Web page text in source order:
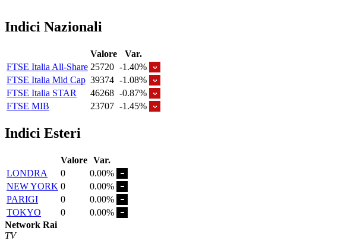
Indici Nazionali
Valore
Var.
FTSE Italia All-Share 25720 -1.40%
FTSE Italia Mid Cap 39374 -1.08%
FTSE Italia STAR
46268 -0.87%
FTSE MIB
23707 -1.45%
Indici Esteri
Valore Var.
LONDRA
0
0.00%
NEW YORK 0
0.00%
PARIGI
0
0.00%
TOKYO
0
0.00%
Network Rai
TV